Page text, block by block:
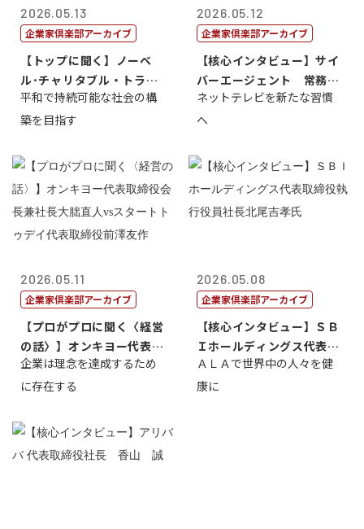
2026.05.13
企業家倶楽部アーカイブ
【トップに聞く】ノーベ
ル･チャリタブル・トラス
ト財団会長 マ...
平和で持続可能な社会の構
築を目指す
2026.05.12
企業家倶楽部アーカイブ
【核心インタビュー】サイ
バーエージェント 常務取
締役 小池政...
ネットテレビを新たな習慣
へ
2026.05.11
企業家倶楽部アーカイブ
【プロがプロに聞く〈経営
の話〉】オンキヨー代表取
締役会長兼社...
企業は理念を達成するため
に存在する
2026.05.08
企業家倶楽部アーカイブ
【核心インタビュー】ＳＢ
Ｉホールディングス代表取
締役執行役員...
ＡＬＡで世界中の人々を健
康に